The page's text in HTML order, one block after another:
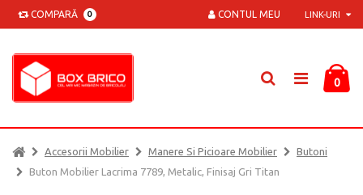
COMPARĂ 0 LINK-URI
CONTUL MEU
0
Accesorii Mobilier Manere Si Picioare Mobilier
Butoni
Buton Mobilier Lacrima 7789, Metalic, Finisaj Gri Titan